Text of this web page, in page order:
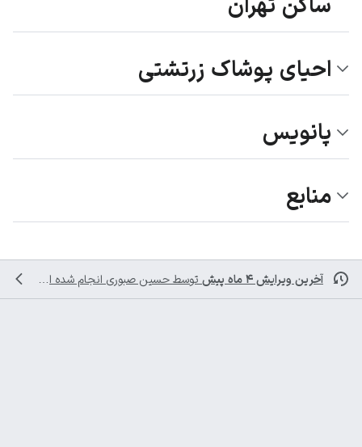
ساکن تهران
احیای پوشاک زرتشتی
پانویس
منابع
آخرین ویرایش ۴ ماه پیش توسط حسین صبوری انجام شده است